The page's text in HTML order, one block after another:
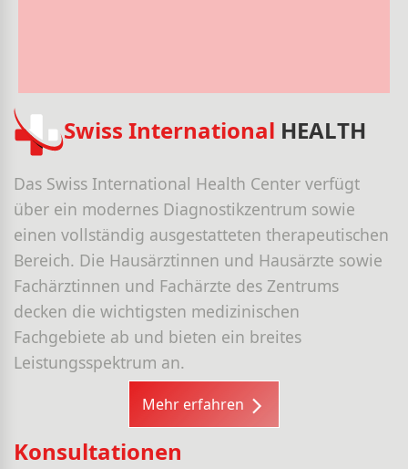
Swiss International HEALTH
Das Swiss International Health Center verfügt
über ein modernes Diagnostikzentrum sowie
einen vollständig ausgestatteten therapeutischen
Bereich. Die Hausärztinnen und Hausärzte sowie
Fachärztinnen und Fachärzte des Zentrums
decken die wichtigsten medizinischen
Fachgebiete ab und bieten ein breites
Leistungsspektrum an.
Mehr erfahren
Konsultationen